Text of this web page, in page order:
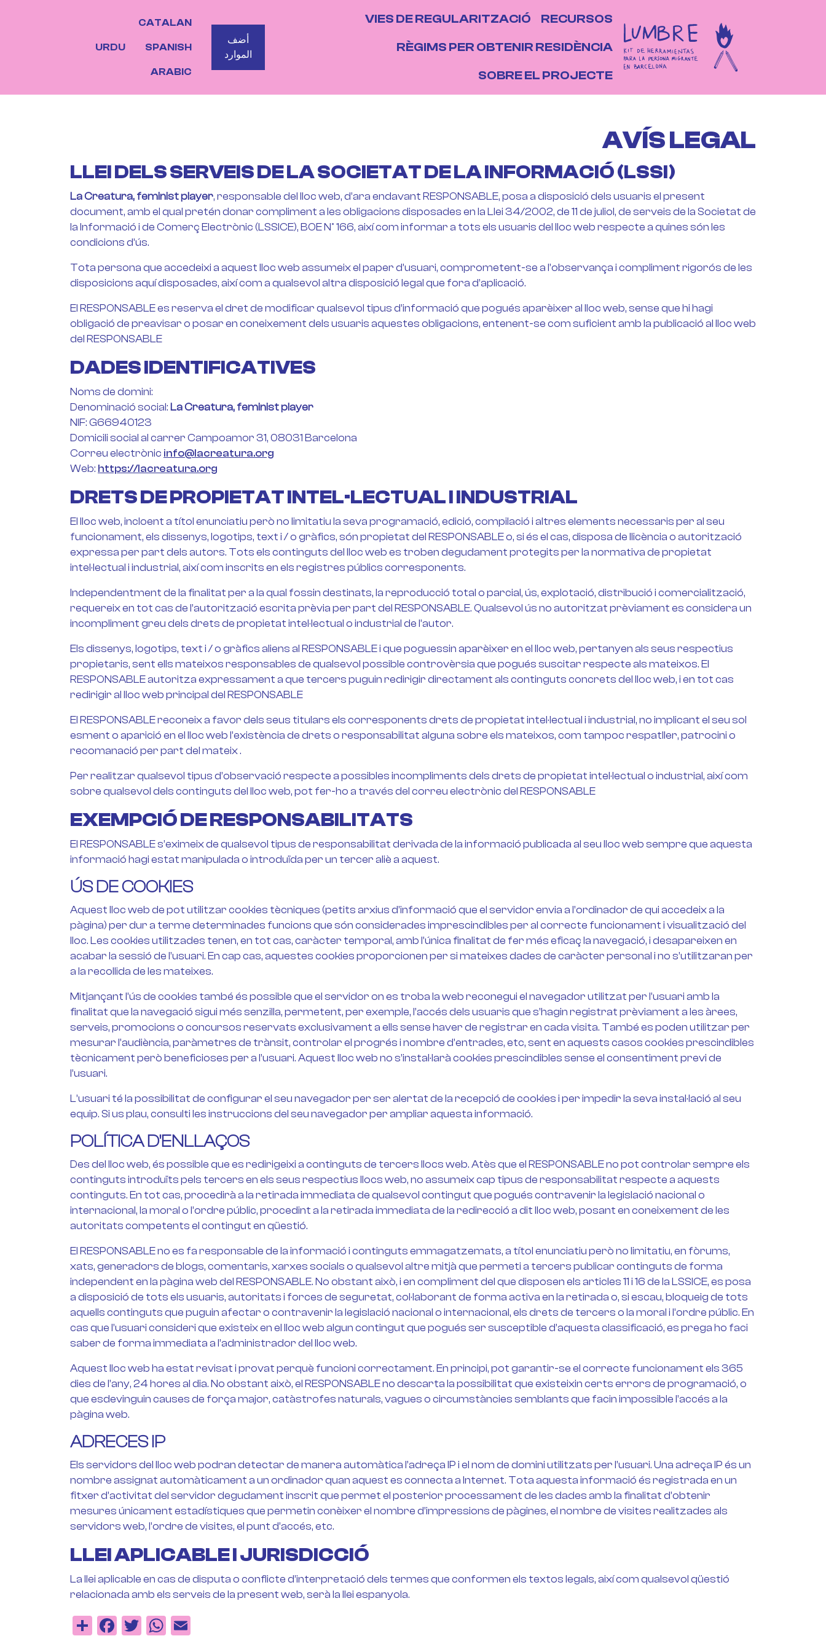
NAVEGACIÓ PRINCIPAL
RECURSOS
VIES DE REGULARITZACIÓ
RÈGIMS PER OBTENIR RESIDÈNCIA
SOBRE EL PROJECTE
BOTONS
أضف
الموارد
CATALAN
SPANISH
URDU
ARABIC
AVÍS LEGAL
LLEI DELS SERVEIS DE LA SOCIETAT DE LA INFORMACIÓ (LSSI)
La Creatura, feminist player, responsable del lloc web, d’ara endavant RESPONSABLE, posa a disposició dels usuaris el present
document, amb el qual pretén donar compliment a les obligacions disposades en la Llei 34/2002, de 11 de juliol, de serveis de la Societat de
la Informació i de Comerç Electrònic (LSSICE), BOE Nº 166, així com informar a tots els usuaris del lloc web respecte a quines són les
condicions d’ús.
Tota persona que accedeixi a aquest lloc web assumeix el paper d’usuari, comprometent-se a l’observança i compliment rigorós de les
disposicions aquí disposades, així com a qualsevol altra disposició legal que fora d’aplicació.
El RESPONSABLE es reserva el dret de modificar qualsevol tipus d’informació que pogués aparèixer al lloc web, sense que hi hagi
obligació de preavisar o posar en coneixement dels usuaris aquestes obligacions, entenent-se com suficient amb la publicació al lloc web
del RESPONSABLE
DADES IDENTIFICATIVES
Noms de domini:
Denominació social: La Creatura, feminist player
NIF: G66940123
Domicili social al carrer Campoamor 31, 08031 Barcelona
Correu electrònic info@lacreatura.org
Web: https://lacreatura.org
DRETS DE PROPIETAT INTEL·LECTUAL I INDUSTRIAL
El lloc web, incloent a títol enunciatiu però no limitatiu la seva programació, edició, compilació i altres elements necessaris per al seu
funcionament, els dissenys, logotips, text i / o gràfics, són propietat del RESPONSABLE o, si és el cas, disposa de llicència o autorització
expressa per part dels autors. Tots els continguts del lloc web es troben degudament protegits per la normativa de propietat
intel·lectual i industrial, així com inscrits en els registres públics corresponents.
Independentment de la finalitat per a la qual fossin destinats, la reproducció total o parcial, ús, explotació, distribució i comercialització,
requereix en tot cas de l’autorització escrita prèvia per part del RESPONSABLE. Qualsevol ús no autoritzat prèviament es considera un
incompliment greu dels drets de propietat intel·lectual o industrial de l’autor.
Els dissenys, logotips, text i / o gràfics aliens al RESPONSABLE i que poguessin aparèixer en el lloc web, pertanyen als seus respectius
propietaris, sent ells mateixos responsables de qualsevol possible controvèrsia que pogués suscitar respecte als mateixos. El
RESPONSABLE autoritza expressament a que tercers puguin redirigir directament als continguts concrets del lloc web, i en tot cas
redirigir al lloc web principal del RESPONSABLE
El RESPONSABLE reconeix a favor dels seus titulars els corresponents drets de propietat intel·lectual i industrial, no implicant el seu sol
esment o aparició en el lloc web l’existència de drets o responsabilitat alguna sobre els mateixos, com tampoc respatller, patrocini o
recomanació per part del mateix .
Per realitzar qualsevol tipus d’observació respecte a possibles incompliments dels drets de propietat intel·lectual o industrial, així com
sobre qualsevol dels continguts del lloc web, pot fer-ho a través del correu electrònic del RESPONSABLE
EXEMPCIÓ DE RESPONSABILITATS
El RESPONSABLE s’eximeix de qualsevol tipus de responsabilitat derivada de la informació publicada al seu lloc web sempre que aquesta
informació hagi estat manipulada o introduïda per un tercer aliè a aquest.
ÚS DE COOKIES
Aquest lloc web de pot utilitzar cookies tècniques (petits arxius d’informació que el servidor envia a l’ordinador de qui accedeix a la
pàgina) per dur a terme determinades funcions que són considerades imprescindibles per al correcte funcionament i visualització del
lloc. Les cookies utilitzades tenen, en tot cas, caràcter temporal, amb l’única finalitat de fer més eficaç la navegació, i desapareixen en
acabar la sessió de l’usuari. En cap cas, aquestes cookies proporcionen per si mateixes dades de caràcter personal i no s’utilitzaran per
a la recollida de les mateixes.
Mitjançant l’ús de cookies també és possible que el servidor on es troba la web reconegui el navegador utilitzat per l’usuari amb la
finalitat que la navegació sigui més senzilla, permetent, per exemple, l’accés dels usuaris que s’hagin registrat prèviament a les àrees,
serveis, promocions o concursos reservats exclusivament a ells sense haver de registrar en cada visita. També es poden utilitzar per
mesurar l’audiència, paràmetres de trànsit, controlar el progrés i nombre d’entrades, etc, sent en aquests casos cookies prescindibles
tècnicament però beneficioses per a l’usuari. Aquest lloc web no s’instal·larà cookies prescindibles sense el consentiment previ de
l’usuari.
L’usuari té la possibilitat de configurar el seu navegador per ser alertat de la recepció de cookies i per impedir la seva instal·lació al seu
equip. Si us plau, consulti les instruccions del seu navegador per ampliar aquesta informació.
POLÍTICA D'ENLLAÇOS
Des del lloc web, és possible que es redirigeixi a continguts de tercers llocs web. Atès que el RESPONSABLE no pot controlar sempre els
continguts introduïts pels tercers en els seus respectius llocs web, no assumeix cap tipus de responsabilitat respecte a aquests
continguts. En tot cas, procedirà a la retirada immediata de qualsevol contingut que pogués contravenir la legislació nacional o
internacional, la moral o l’ordre públic, procedint a la retirada immediata de la redirecció a dit lloc web, posant en coneixement de les
autoritats competents el contingut en qüestió.
El RESPONSABLE no es fa responsable de la informació i continguts emmagatzemats, a títol enunciatiu però no limitatiu, en fòrums,
xats, generadors de blogs, comentaris, xarxes socials o qualsevol altre mitjà que permeti a tercers publicar continguts de forma
independent en la pàgina web del RESPONSABLE. No obstant això, i en compliment del que disposen els articles 11 i 16 de la LSSICE, es posa
a disposició de tots els usuaris, autoritats i forces de seguretat, col·laborant de forma activa en la retirada o, si escau, bloqueig de tots
aquells continguts que puguin afectar o contravenir la legislació nacional o internacional, els drets de tercers o la moral i l’ordre públic. En
cas que l’usuari consideri que existeix en el lloc web algun contingut que pogués ser susceptible d’aquesta classificació, es prega ho faci
saber de forma immediata a l’administrador del lloc web.
Aquest lloc web ha estat revisat i provat perquè funcioni correctament. En principi, pot garantir-se el correcte funcionament els 365
dies de l’any, 24 hores al dia. No obstant això, el RESPONSABLE no descarta la possibilitat que existeixin certs errors de programació, o
que esdevinguin causes de força major, catàstrofes naturals, vagues o circumstàncies semblants que facin impossible l’accés a la
pàgina web.
ADRECES IP
Els servidors del lloc web podran detectar de manera automàtica l’adreça IP i el nom de domini utilitzats per l’usuari. Una adreça IP és un
nombre assignat automàticament a un ordinador quan aquest es connecta a Internet. Tota aquesta informació és registrada en un
fitxer d’activitat del servidor degudament inscrit que permet el posterior processament de les dades amb la finalitat d’obtenir
mesures únicament estadístiques que permetin conèixer el nombre d’impressions de pàgines, el nombre de visites realitzades als
servidors web, l’ordre de visites, el punt d’accés, etc.
LLEI APLICABLE I JURISDICCIÓ
La llei aplicable en cas de disputa o conflicte d’interpretació dels termes que conformen els textos legals, així com qualsevol qüestió
relacionada amb els serveis de la present web, serà la llei espanyola.
Share
Facebook
Twitter
WhatsApp